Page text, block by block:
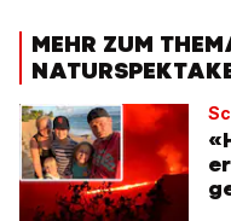
MEHR ZUM
SCHWEIZ